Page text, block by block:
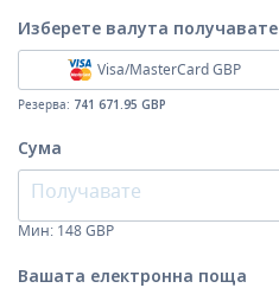
Изберете валута получавате
Visa/MasterCard GBP
Резерва: 741 671.95 GBP
Сума
Мин: 148GBP
Вашата електронна поща